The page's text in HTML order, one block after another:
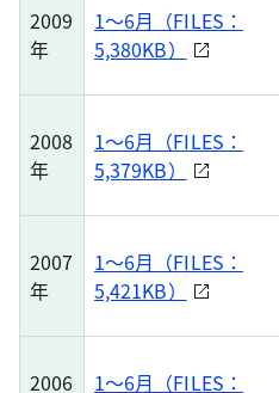
2009
年
1～6月（FILES：
5,380KB）
2008
年
1～6月（FILES：
5,379KB）
2007
年
1～6月（FILES：
5,421KB）
2006
1～6月（FILES：